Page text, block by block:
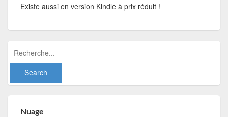
Existe aussi en version Kindle à prix réduit !
Nuage